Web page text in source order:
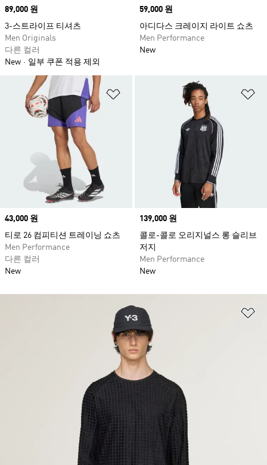
Price
89,000 원
3-스트라이프 티셔츠
Men Originals
다른 컬러
New
일부 쿠폰 적용 제외
Price
59,000 원
아디다스 크레이지 라이트 쇼츠
Men Performance
New
위시리스트 담기
Price
43,000 원
티로 26 컴피티션 트레이닝 쇼츠
Men Performance
다른 컬러
New
Price
139,000 원
콜로-콜로 오리지널스 롱 슬리브
저지
Men Performance
New